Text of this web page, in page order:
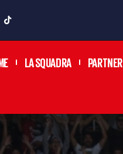
LA SQUADRA PARTNER